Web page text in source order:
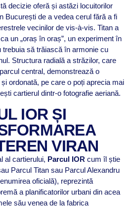
decizie oferă și astăzi locuitorilor
București de a vedea cerul fără a fi
vecinilor de vis-à-vis. Titan a
un „oraș în oraș”, un experiment în
trebuia să trăiască în armonie cu
Structura radială a străzilor, care
central, demonstrează o
ordonată, pe care o poți aprecia mai
cartierul dintr-o fotografie aeriană.
IOR ȘI
VIRAN
al cartierului, Parcul IORcum îl știe
Parcul Titan sau Parcul Alexandru
oficială), reprezintă
a planificatorilor urbani din acea
său venea de la fabrica